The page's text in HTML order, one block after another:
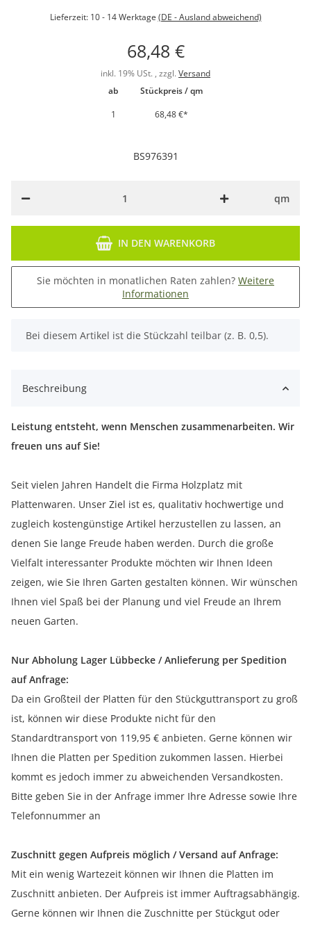
Lieferzeit: 10 - 14 Werktage (DE - Ausland abweichend)
68,48 €
inkl. 19% USt. , zzgl. Versand
ab
Stückpreis / qm
1
68,48 €*
BS976391
qm
IN DEN WARENKORB
Sie möchten in monatlichen Raten zahlen? Weitere
Informationen
x
Bei diesem Artikel ist die Stückzahl teilbar (z. B. 0,5).
Beschreibung
Leistung entsteht, wenn Menschen zusammenarbeiten. Wir
freuen uns auf Sie!
Seit vielen Jahren Handelt die Firma Holzplatz mit
Plattenwaren. Unser Ziel ist es, qualitativ hochwertige und
zugleich kostengünstige Artikel herzustellen zu lassen, an
denen Sie lange Freude haben werden. Durch die große
Vielfalt interessanter Produkte möchten wir Ihnen Ideen
zeigen, wie Sie Ihren Garten gestalten können. Wir wünschen
Ihnen viel Spaß bei der Planung und viel Freude an Ihrem
neuen Garten.
Nur Abholung Lager Lübbecke / Anlieferung per Spedition
auf Anfrage:
Da ein Großteil der Platten für den Stückguttransport zu groß
ist, können wir diese Produkte nicht für den
Standardtransport von 119,95 € anbieten. Gerne können wir
Ihnen die Platten per Spedition zukommen lassen. Hierbei
kommt es jedoch immer zu abweichenden Versandkosten.
Bitte geben Sie in der Anfrage immer Ihre Adresse sowie Ihre
Telefonnummer an
Zuschnitt gegen Aufpreis möglich / Versand auf Anfrage:
Mit ein wenig Wartezeit können wir Ihnen die Platten im
Zuschnitt anbieten. Der Aufpreis ist immer Auftragsabhängig.
Gerne können wir Ihnen die Zuschnitte per Stückgut oder